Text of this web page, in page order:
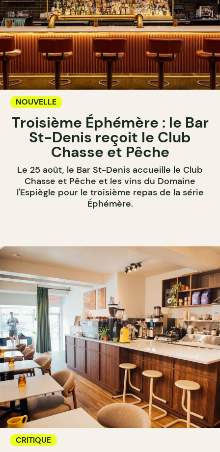
NOUVELLE
Troisième Éphémère : le Bar
St-Denis reçoit le Club
Chasse et Pêche
Le 25 août, le Bar St-Denis accueille le Club
Chasse et Pêche et les vins du Domaine
l'Espiègle pour le troisième repas de la série
Éphémère.
CRITIQUE